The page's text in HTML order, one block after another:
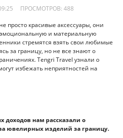
ПРОСМОТРОВ: 488
просто красивые аксессуары, они
и материальную
стремятся взять свои любимые
за границу, но не все знают о
Tengri Travel узнали о
избежать неприятностей на
доходов нам рассказали о
ювелирных изделий за границу.